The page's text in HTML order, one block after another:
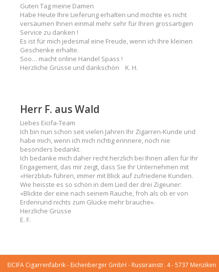
Guten Tag meine Damen
Habe Heute Ihre Lieferung erhalten und möchte es nicht
versäumen Ihnen einmal mehr sehr für Ihren grossartigen
Service zu danken !
Es ist für mich jedesmal eine Freude, wenn ich Ihre kleinen
Geschenke erhalte.
Soo… macht online Handel Spass !
Herzliche Grüsse und dankschön K. H.
Herr F. aus Wald
Liebes Eicifa-Team
Ich bin nun schon seit vielen Jahren Ihr Zigarren-Kunde und
habe mich, wenn ich mich richtig erinnere, noch nie
besonders bedankt.
Ich bedanke mich daher recht herzlich bei Ihnen allen für Ihr
Engagement, das mir zeigt, dass Sie Ihr Unternehmen mit
«Herzblut» führen, immer mit Blick auf zufriedene Kunden.
Wie heisste es so schön in dem Lied der drei Zigeuner:
«Blickte der eine nach seinem Rauche, froh als ob er von
Erdenrund nichts zum Glücke mehr brauche».
Herzliche Grüsse
E. F.
EICIFA Cigarrenfabrik - Eichenberger GmbH - Russirainstr. 4 - 5737 Menziken